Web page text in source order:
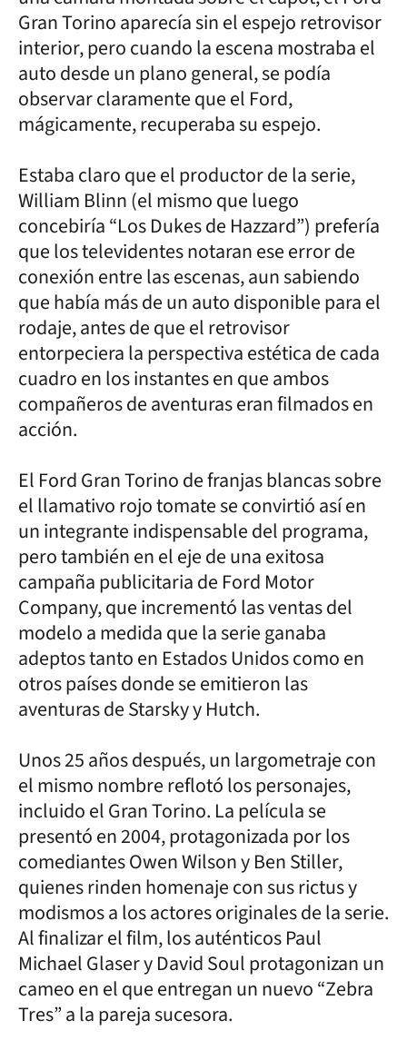
Gran Torino aparecía sin el espejo retrovisor
interior, pero cuando la escena mostraba el
auto desde un plano general, se podía
observar claramente que el Ford,
mágicamente, recuperaba su espejo.
Estaba claro que el productor de la serie,
William Blinn (el mismo que luego
concebiría “Los Dukes de Hazzard”) prefería
que los televidentes notaran ese error de
conexión entre las escenas, aun sabiendo
que había más de un auto disponible para el
rodaje, antes de que el retrovisor
entorpeciera la perspectiva estética de cada
cuadro en los instantes en que ambos
compañeros de aventuras eran filmados en
acción.
El Ford Gran Torino de franjas blancas sobre
el llamativo rojo tomate se convirtió así en
un integrante indispensable del programa,
pero también en el eje de una exitosa
campaña publicitaria de Ford Motor
Company, que incrementó las ventas del
modelo a medida que la serie ganaba
adeptos tanto en Estados Unidos como en
otros países donde se emitieron las
aventuras de Starsky y Hutch.
Unos 25 años después, un largometraje con
el mismo nombre reflotó los personajes,
incluido el Gran Torino. La película se
presentó en 2004, protagonizada por los
comediantes Owen Wilson y Ben Stiller,
quienes rinden homenaje con sus rictus y
modismos a los actores originales de la serie.
Al finalizar el film, los auténticos Paul
Michael Glaser y David Soul protagonizan un
cameo en el que entregan un nuevo “Zebra
Tres” a la pareja sucesora.